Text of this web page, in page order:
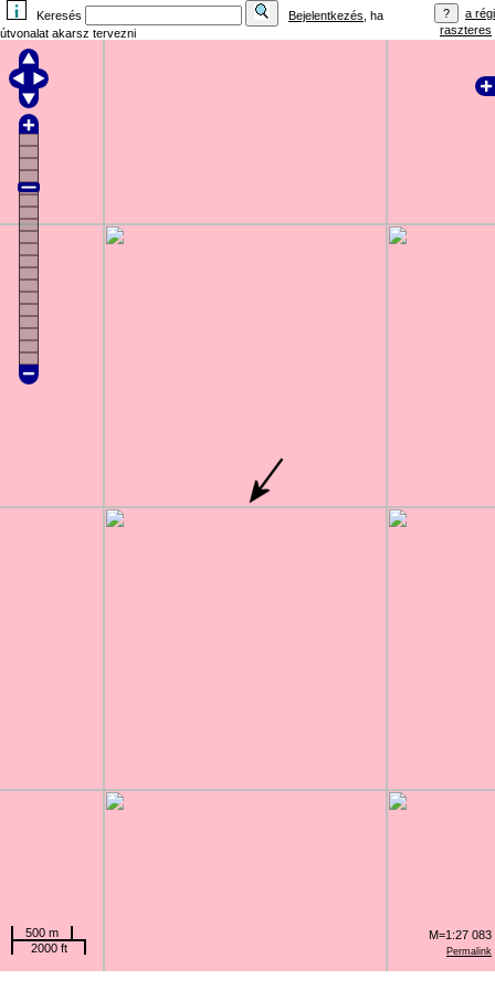
Keresés Bejelentkezés , ha
útvonalat akarsz tervezni
a régi
raszteres
Permalink
500 m
2000 ft
M=1:27 083